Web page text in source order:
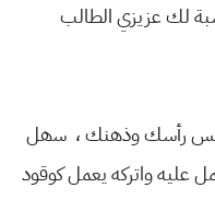
لك عزيزي الطالب
ﺭأسك وذهنك ، ﺳهل
عليه ﻭاتركه يعمل ﻛﻮﻗﻮﺩ